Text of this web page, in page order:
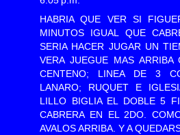
HABRIA QUE VER SI
MINUTOS IGUAL QUE
SERIA HACER JUGAR UN
VERA JUEGUE MAS ARRIBA
CENTENO; LINEA DE 3
LANARO; RUQUET E
LILLO BIGLIA EL DOBLE 5
CABRERA EN EL 2DO.
AVALOS ARRIBA. Y A